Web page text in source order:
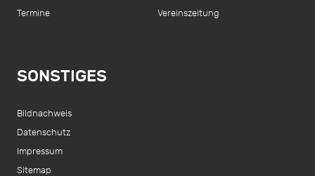
Termine
Vereinszeitung
SONSTIGES
Bildnachweis
Datenschutz
Impressum
Sitemap